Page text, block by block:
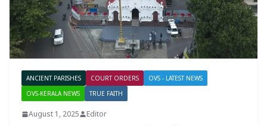
ANCIENT PARISHES COURT ORDERS
OVS - LATEST NEWS
OVS-KERALA NEWS
TRUE FAITH
August 1, 2025 Editor